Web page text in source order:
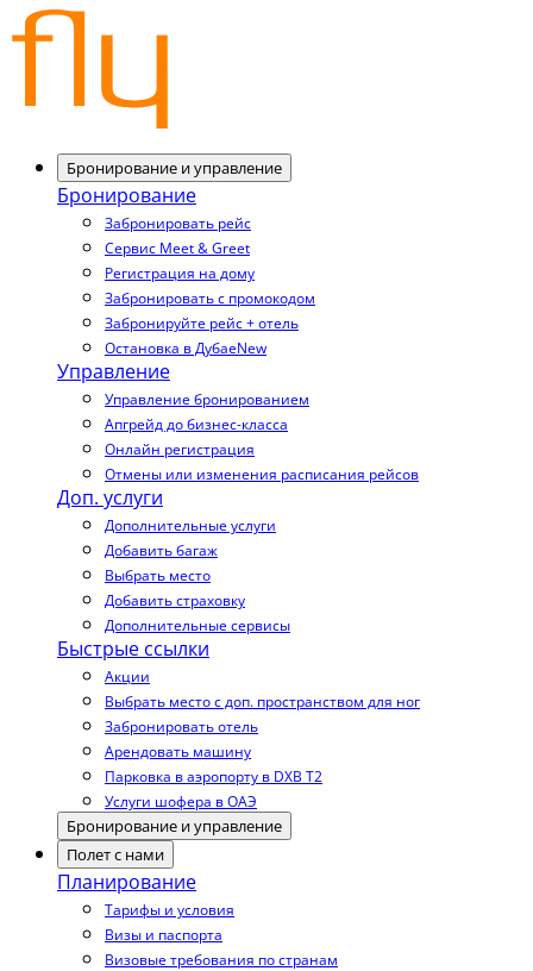
Бронирование и управление
Бронирование
Забронировать рейс
Сервис Meet & Greet
Регистрация на дому
Забронировать с промокодом
Забронируйте рейс + отель
Остановка в ДубаеNew
Управление
Управление бронированием
Апгрейд до бизнес-класса
Онлайн регистрация
Отмены или изменения расписания рейсов
Доп. услуги
Дополнительные услуги
Добавить багаж
Выбрать место
Добавить страховку
Дополнительные сервисы
Быстрые ссылки
Акции
Выбрать место с доп. пространством для ног
Забронировать отель
Арендовать машину
Парковка в аэропорту в DXB T2
Услуги шофера в ОАЭ
Бронирование и управление
Полет с нами
Планирование
Тарифы и условия
Визы и паспорта
Визовые требования по странам